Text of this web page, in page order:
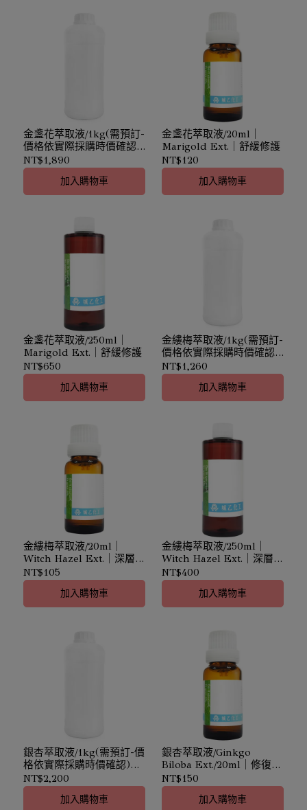
金盞花萃取液/1kg(需預訂-
價格依實際採購時價確認)
｜Marigold Ext.｜舒緩修
護
NT$1,890
加入購物車
金盞花萃取液/20ml｜
Marigold Ext.｜舒緩修護
NT$120
加入購物車
金盞花萃取液/250ml｜
Marigold Ext.｜舒緩修護
NT$650
加入購物車
金縷梅萃取液/1kg(需預訂-
價格依實際採購時價確認)
｜Witch Hazel Ext.｜深層
淨化
NT$1,260
加入購物車
金縷梅萃取液/20ml｜
Witch Hazel Ext.｜深層淨
化
NT$105
加入購物車
金縷梅萃取液/250ml｜
Witch Hazel Ext.｜深層淨
化
NT$400
加入購物車
銀杏萃取液/1kg(需預訂-價
格依實際採購時價確認)｜
Ginkgo Biloba Ext.｜修復
肌膚
NT$2,200
加入購物車
銀杏萃取液/Ginkgo
Biloba Ext./20ml｜修復肌
膚
NT$150
加入購物車